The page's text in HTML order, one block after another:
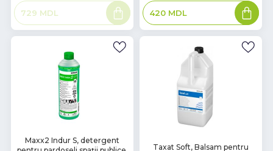
729 MDL
Citește
mai
mult
420 MDL
Adaugă
în
coș
Maxx2 Indur S, detergent
Taxat Soft, Balsam pentru